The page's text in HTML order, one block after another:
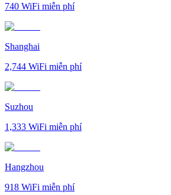
740 WiFi miễn phí
Shanghai
2,744 WiFi miễn phí
Suzhou
1,333 WiFi miễn phí
Hangzhou
918 WiFi miễn phí